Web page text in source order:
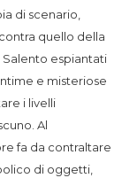
di scenario,
quello della
espiantati
e misteriose
i livelli
Al
fa da contraltare
di oggetti,